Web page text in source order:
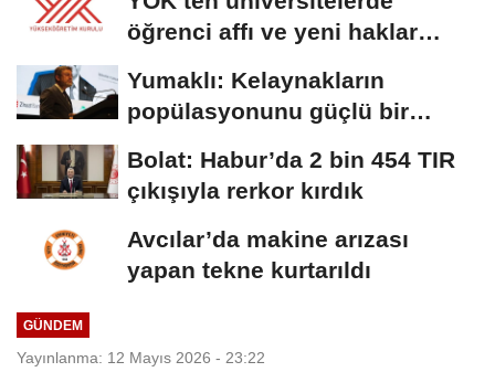
öğrenci affı ve yeni haklar
Yumaklı: Kelaynakların
popülasyonunu güçlü bir
Bolat: Habur’da 2 bin 454 TIR
çıkışıyla rerkor kırdık
Avcılar’da makine arızası
yapan tekne kurtarıldı
GÜNDEM
Yayınlanma: 12 Mayıs 2026 - 23:22